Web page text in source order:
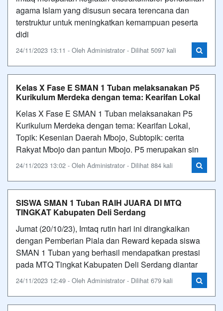
agama Islam yang disusun secara terencana dan
terstruktur untuk meningkatkan kemampuan peserta
didi
24/11/2023 13:11 - Oleh Administrator - Dilihat 5097 kali
Kelas X Fase E SMAN 1 Tuban melaksanakan P5
Kurikulum Merdeka dengan tema: Kearifan Lokal
Kelas X Fase E SMAN 1 Tuban melaksanakan P5
Kurikulum Merdeka dengan tema: Kearifan Lokal,
Topik: Kesenian Daerah Mbojo, Subtopik: cerita
Rakyat Mbojo dan pantun Mbojo. P5 merupakan sin
24/11/2023 13:02 - Oleh Administrator - Dilihat 884 kali
SISWA SMAN 1 Tuban RAIH JUARA DI MTQ
TINGKAT Kabupaten Deli Serdang
Jumat (20/10/23), Imtaq rutin hari ini dirangkaikan
dengan Pemberian Piala dan Reward kepada siswa
SMAN 1 Tuban yang berhasil mendapatkan prestasi
pada MTQ Tingkat Kabupaten Deli Serdang diantar
24/11/2023 12:49 - Oleh Administrator - Dilihat 679 kali